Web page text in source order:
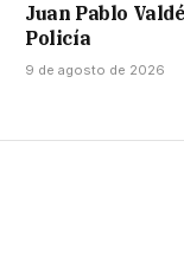
Juan Pablo
Policía
9 de agosto de 2026